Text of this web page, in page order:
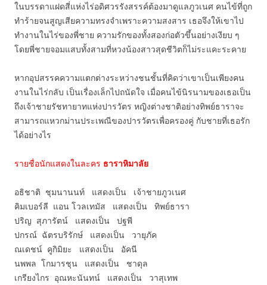
ในบรรดาแฝดสี่แห่งไร่อดิศวรรังสรรค์ต้องมาดูแลภูวเนศ คนไข้ที่ถูก
ทำร้ายจนสูญเสียความทรงจำเพราะความสงสาร เธอจึงให้เขาไป
ทำงานในไร่ของพี่ชาย ความรักของทั้งสองก่อตัวขึ้นอย่างเงียบ ๆ
โดยพี่ชายจอมแสบทั้งสามที่หวงน้องสาวสุดชีวิตก็ไม่ระแคะระคาย
หากอุปสรรคความแตกต่างระหว่างชนชั้นที่คิดว่าเขาเป็นเพียงคน
งานในไร่กลับ เป็นเรื่องเล็กไปถนัดใจ เมื่อคนไข้นิรนามของเธอเป็น
ถึงเจ้าชายรัชทายาทแห่งปารวัตร หญิงต่างชาติอย่างทิพย์ธาราจะ
สามารถแหวกม่านประเพณีของปารวัตรเพื่อครองคู่ กับชายที่เธอรัก
ได้อย่างไร
รายชื่อนักแสดงในละคร ธาราหิมาลัย
อธิชาติ ชุมนานนท์ แสดงเป็น เจ้าชายภูวเนศ
คิมเบอร์ลี แอน โวลเทมัส แสดงเป็น ทิพย์ธารา
ปริญ สุภารัตน์ แสดงเป็น ปฐพี
ปกรณ์ ฉัตรบริรักษ์ แสดงเป็น วายุภัค
ณเดชน์ คูกิมิยะ แสดงเป็น อัคนี
นพพล โกมารชุน แสดงเป็น ชาดุล
เกรียงไกร อุณหะนันทน์ แสดงเป็น วาสุเทพ